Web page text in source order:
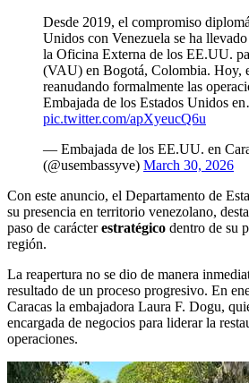
Desde 2019, el compromiso
Unidos con Venezuela se ha
la Oficina Externa de los EE.UU.
(VAU) en Bogotá, Colombia. Hoy,
reanudando formalmente las
Embajada de los Estados Unidos
pic.twitter.com/apXyeucQ6u
— Embajada de los EE.UU. en
(@usembassyve) March 30, 2026
Con este anuncio, el Departamento de
su presencia en territorio venezolano,
paso de carácterestratégico dentro de su
región.
La reapertura no se dio de manera
resultado de un proceso progresivo. En
Caracas la embajadora Laura F. Dogu,
encargada de negocios para liderar la
operaciones.